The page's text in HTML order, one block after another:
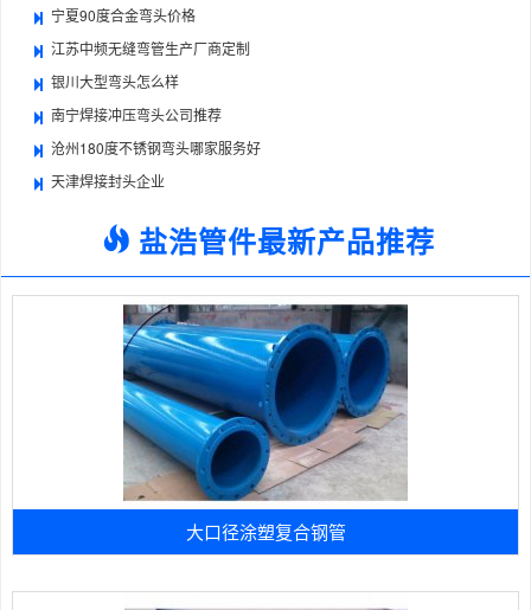
宁夏90度合金弯头价格
江苏中频无缝弯管生产厂商定制
银川大型弯头怎么样
南宁焊接冲压弯头公司推荐
沧州180度不锈钢弯头哪家服务好
天津焊接封头企业
盐浩管件最新产品推荐
大口径涂塑复合钢管